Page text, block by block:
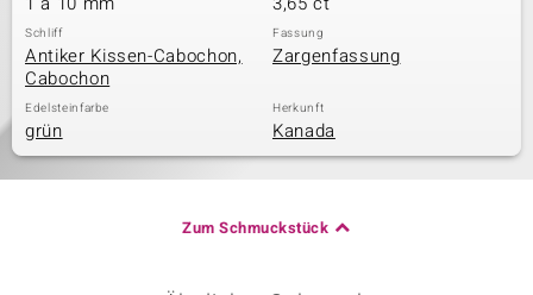
Schliff
Antiker Kissen-Cabochon,
Cabochon
Fassung
Zargenfassung
Edelsteinfarbe
grün
Herkunft
Kanada
Zum Schmuckstück